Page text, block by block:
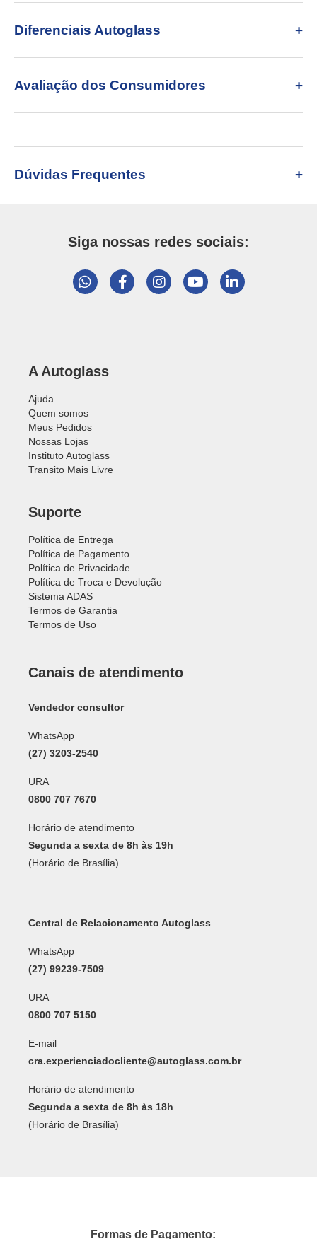
Diferenciais Autoglass
Avaliação dos Consumidores
Dúvidas Frequentes
Siga nossas redes sociais:
A Autoglass
Ajuda
Quem somos
Meus Pedidos
Nossas Lojas
Instituto Autoglass
Transito Mais Livre
Suporte
Política de Entrega
Política de Pagamento
Política de Privacidade
Política de Troca e Devolução
Sistema ADAS
Termos de Garantia
Termos de Uso
Canais de atendimento
Vendedor consultor
WhatsApp
(27) 3203-2540
URA
0800 707 7670
Horário de atendimento
Segunda a sexta de 8h às 19h
(Horário de Brasília)
Central de Relacionamento Autoglass
WhatsApp
(27) 99239-7509
URA
0800 707 5150
E-mail
cra.experienciadocliente@autoglass.com.br
Horário de atendimento
Segunda a sexta de 8h às 18h
(Horário de Brasília)
Formas de Pagamento: